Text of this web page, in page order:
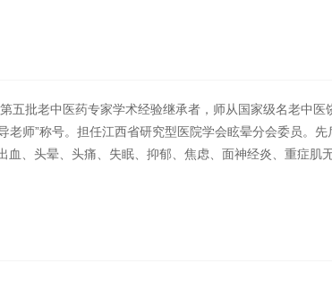
五批老中医药专家学术经验继承者，师从国家级名老中
老师”称号。担任江西省研究型医院学会眩晕分会委员。
、头晕、头痛、失眠、抑郁、焦虑、面神经炎、重症肌